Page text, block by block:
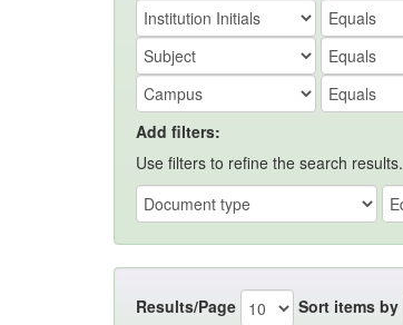
Add filters:
Use filters to refine the search results.
Results/Page Sort items by